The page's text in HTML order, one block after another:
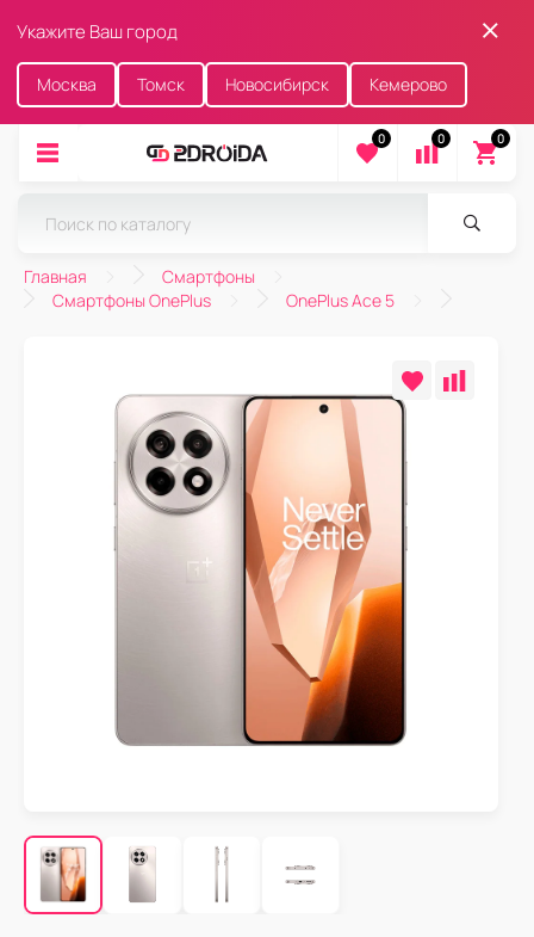
Укажите Ваш город
Москва Томск Новосибирск Кемерово
0 0 0
Главная
Смартфоны
Смартфоны OnePlus
OnePlus Ace 5